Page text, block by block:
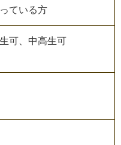
ている方
可、中高生可